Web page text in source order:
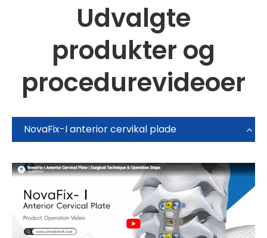
Udvalgte
produkter og
procedurevideoer
NovaFix-I anterior cervikal plade